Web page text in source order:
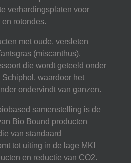
verhardingsplaten voor
rotondes.
met oude, versleten
(miscanthus).
die wordt geteeld onder
waardoor het
ondervindt van ganzen.
samenstelling is de
Bio Bound producten
van standaard
tot uiting in de lage MKI
en reductie van CO2.